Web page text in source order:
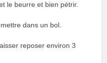
le beurre et bien pétrir.
dans un bol.
reposer environ 3